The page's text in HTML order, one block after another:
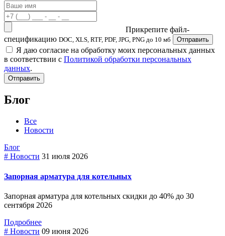
Прикрепите файл-
спецификацию DOC, XLS, RTF, PDF, JPG, PNG до 10 мб Отправить
Я даю согласие на обработку моих персональных данных
в соответствии с Политикой обработки персональных
данных.
Отправить
Блог
Все
Новости
Блог
# Новости 31 июля 2026
Запорная арматура для котельных
Запорная арматура для котельных скидки до 40% до 30
сентября 2026
Подробнее
# Новости 09 июня 2026